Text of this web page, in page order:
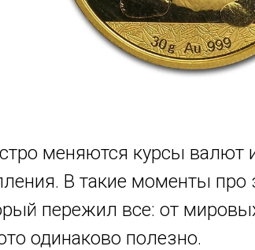
меняются курсы валют
В такие моменты
пережил все: от
одинаково полезно.